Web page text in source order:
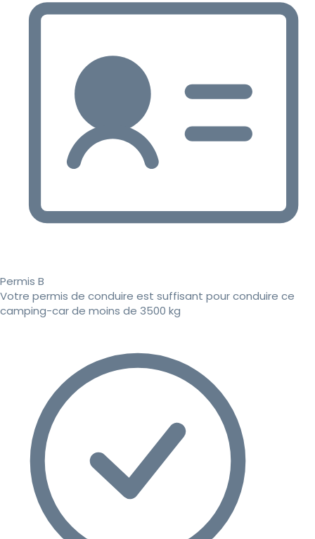
Permis B
Votre permis de conduire est suffisant pour conduire ce
camping-car de moins de 3500 kg